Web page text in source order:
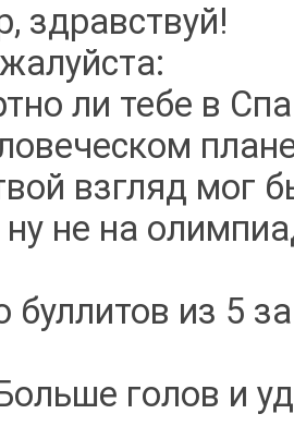
здравствуй!
ли тебе в
взгляд мог
не на
буллитов из 5
голов и